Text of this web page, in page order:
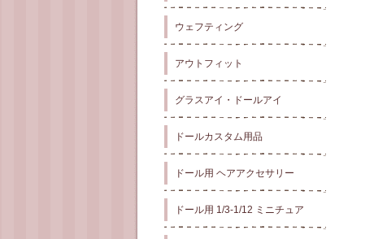
ウェフティング
アウトフィット
グラスアイ・ドールアイ
ドールカスタム用品
ドール用 ヘアアクセサリー
ドール用 1/3-1/12 ミニチュア